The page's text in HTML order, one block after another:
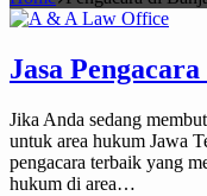
Jasa
Jika Anda sedang
untuk area hukum Jawa
pengacara terbaik yang
hukum di area…